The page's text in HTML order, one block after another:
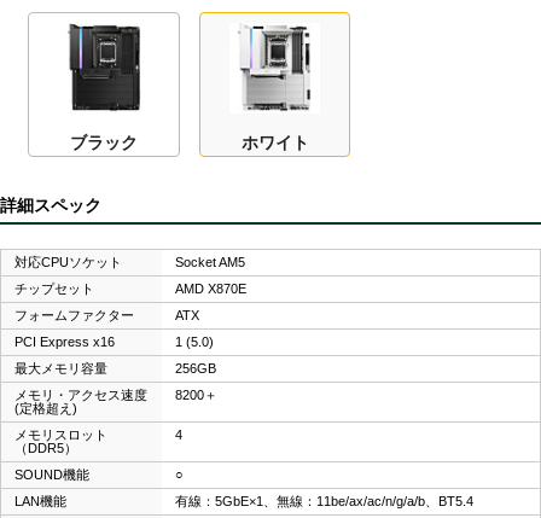
ブラック ホワイト
詳細スペック
対応CPUソケット
Socket AM5
チップセット
AMD X870E
フォームファクター
ATX
PCI Express x16
1 (5.0)
最大メモリ容量
256GB
メモリ・アクセス速度
(定格超え)
8200＋
メモリスロット
（DDR5）
4
SOUND機能
○
LAN機能
有線：5GbE×1、無線：11be/ax/ac/n/g/a/b、BT5.4